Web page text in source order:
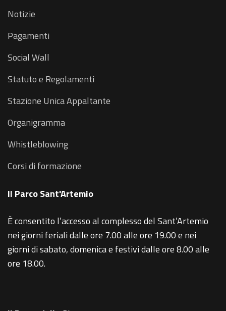
Notizie
Pagamenti
Social Wall
Statuto e Regolamenti
Stazione Unica Appaltante
Organigramma
Whistleblowing
Corsi di formazione
Il Parco Sant'Artemio
È consentito l’accesso al complesso del Sant’Artemio
nei giorni feriali dalle ore 7.00 alle ore 19.00 e nei
giorni di sabato, domenica e festivi dalle ore 8.00 alle
ore 18.00.